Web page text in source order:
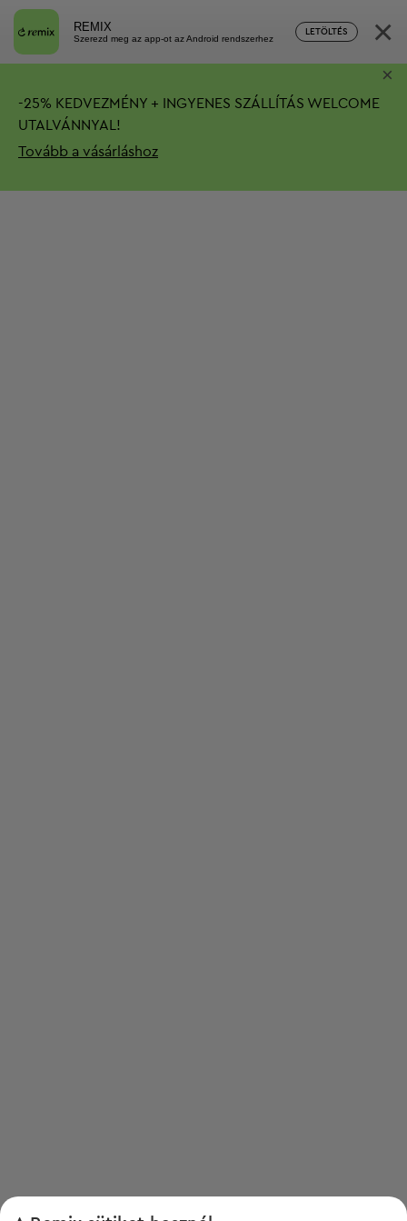
REMIX
Szerezd meg az app-ot az Android rendszerhez
LETÖLTÉS ×
-25% KEDVEZMÉNY + INGYENES SZÁLLÍTÁS WELCOME
UTALVÁNNYAL!
Tovább a vásárláshoz
×